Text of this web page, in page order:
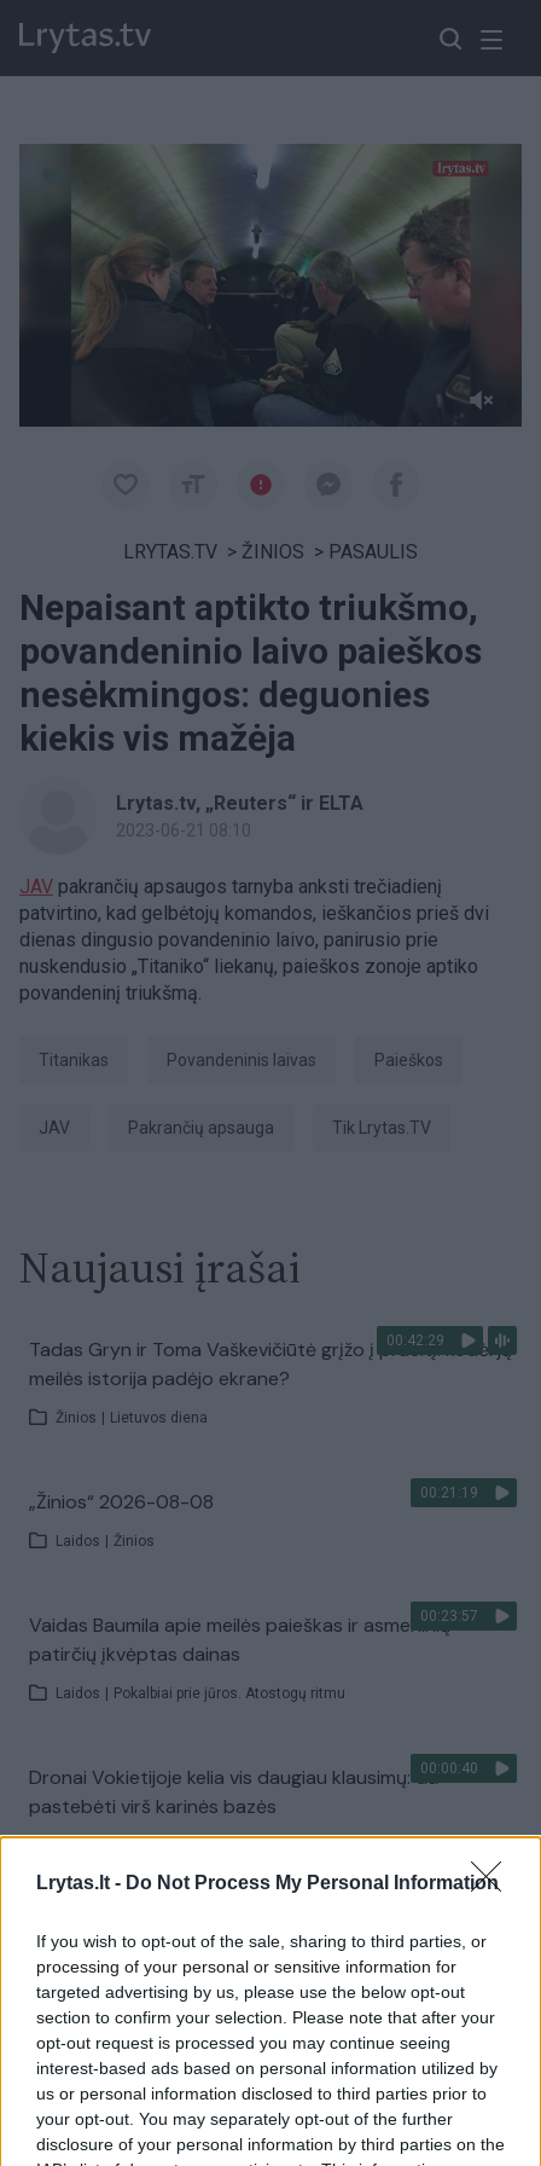
Lrytas.lt - Do Not Process My Personal Information
If you wish to opt-out of the sale, sharing to third parties, or
processing of your personal or sensitive information for
targeted advertising by us, please use the below opt-out
section to confirm your selection. Please note that after your
opt-out request is processed you may continue seeing
interest-based ads based on personal information utilized by
us or personal information disclosed to third parties prior to
your opt-out. You may separately opt-out of the further
disclosure of your personal information by third parties on the
LRYTAS.TV > ŽINIOS > PASAULIS
Nepaisant aptikto triukšmo,
povandeninio laivo paieškos
nesėkmingos: deguonies
kiekis vis mažėja
Lrytas.tv, „Reuters“ ir ELTA
2023-06-21 08:10
JAV pakrančių apsaugos tarnyba anksti trečiadienį
patvirtino, kad gelbėtojų komandos, ieškančios prieš dvi
dienas dingusio povandeninio laivo, panirusio prie
nuskendusio „Titaniko“ liekanų, paieškos zonoje aptiko
povandeninį triukšmą.
Titanikas povandeninis laivas paieškos
JAV pakrančių apsauga tik Lrytas.TV
Naujausi įrašai
00:42:29
Tadas Gryn ir Toma Vaškevičiūtė grįžo į praeitį: kodėl jų
meilės istorija padėjo ekrane?
Žinios Lietuvos diena
00:21:19
„Žinios“ 2026-08-08
Laidos Žinios
00:23:57
Vaidas Baumila apie meilės paieškas ir asmeninių
patirčių įkvėptas dainas
Laidos Pokalbiai prie jūros. Atostogų ritmu
00:00:40
Dronai Vokietijoje kelia vis daugiau klausimų: du
pastebėti virš karinės bazės
Žiūrimiausi įrašai
00:00:30
Vaizdai iš tragiškos avarijos Vilniaus r.: dviejų moterų ir
vaiko gyvybių išgelbėti nepavyko